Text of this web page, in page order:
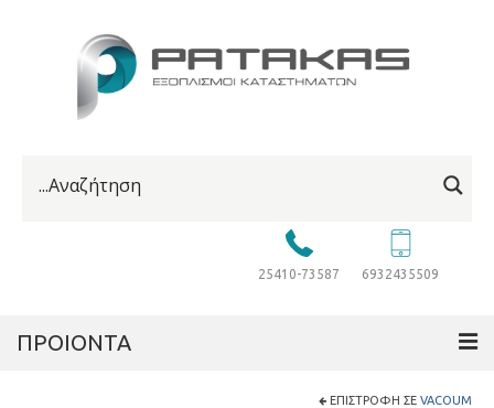
25410-73587 6932435509
ΠΡΟΙΟΝΤΑ
ΕΠΙΣΤΡΟΦΉ ΣΕ VACOUM